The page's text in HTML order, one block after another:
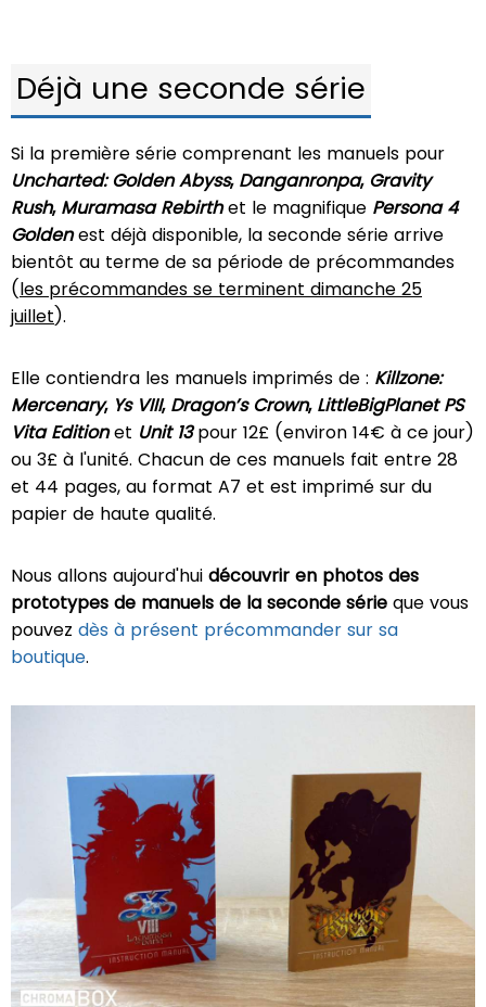
Déjà une seconde série
Si la première série comprenant les manuels pour
Uncharted: Golden Abyss, Danganronpa, Gravity
Rush, Muramasa Rebirthet le magnifique Persona 4
Goldenest déjà disponible, la seconde série arrive
bientôt au terme de sa période de précommandes
(les précommandes se terminent dimanche 25
juillet).
Elle contiendra les manuels imprimés de : Killzone:
Mercenary, Ys VIII, Dragon’s Crown, LittleBigPlanet PS
Vita Editionet Unit 13pour 12£ (environ 14€ à ce jour)
ou 3£ à l'unité. Chacun de ces manuels fait entre 28
et 44 pages, au format A7 et est imprimé sur du
papier de haute qualité.
Nous allons aujourd'hui découvrir en photos des
prototypes de manuels de la seconde série que vous
pouvez dès à présent précommander sur sa
boutique.